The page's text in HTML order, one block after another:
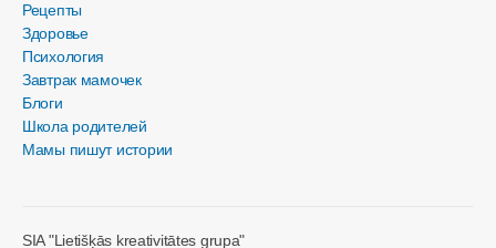
Рецепты
Здоровье
Психология
Завтрак мамочек
Блоги
Школа родителей
Мамы пишут истории
SIA "Lietišķās kreativitātes grupa"